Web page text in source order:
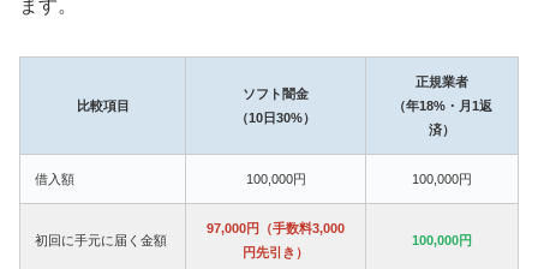
ます。
比較項目
ソフト闇金
（10日30%）
正規業者
（年18%・月1返
済）
借入額 100,000円 100,000円
初回に手元に届く金額
97,000円（手数料3,000
円先引き）
100,000円